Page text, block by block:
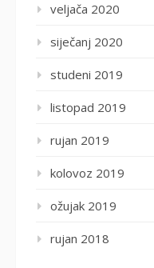
veljača 2020
siječanj 2020
studeni 2019
listopad 2019
rujan 2019
kolovoz 2019
ožujak 2019
rujan 2018